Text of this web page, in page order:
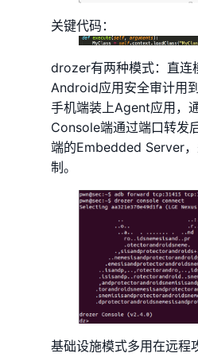
关键代码：
drozer有两种模式：直连
Android应用安全审计用
手机端装上Agent应用，
Console端通过端口转发
端的Embedded Server
制。
基础设施模式多用在远程